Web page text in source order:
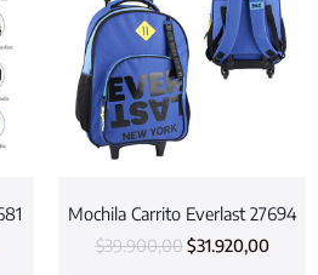
Mochila Carrito Everlast 27694
$39.900,00 $31.920,00